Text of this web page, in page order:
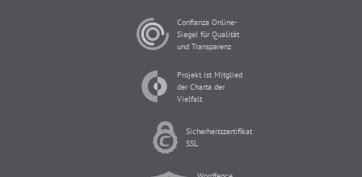
Confianza Online-
Siegel für Qualität
und Transparenz
Projekt ist Mitglied
der Charta der
Vielfalt
Sicherheitszertifikat
SSL